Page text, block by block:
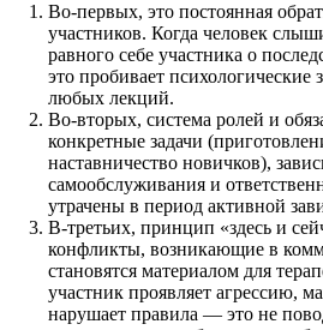
Во-первых, это постоянная
участников. Когда человек
равного себе участника о
это пробивает
любых лекций.
Во-вторых, система ролей и
конкретные задачи
наставничество новичков),
самообслуживания и
утрачены в период активной
В-третьих, принцип «здесь и
конфликты, возникающие в
становятся материалом для
участник проявляет агрессию,
нарушает правила — это не